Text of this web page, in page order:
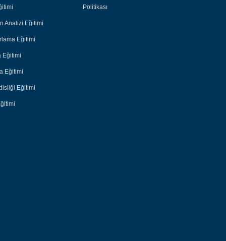
Analizi Eğitimi
Eğitimi
Eğitimi
Eğitimi
Eğitimi
Politikası